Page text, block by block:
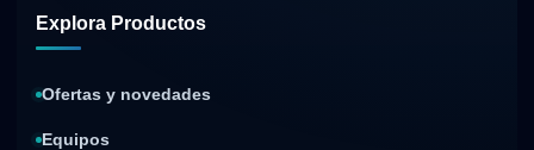
Explora Productos
Ofertas y novedades
Equipos